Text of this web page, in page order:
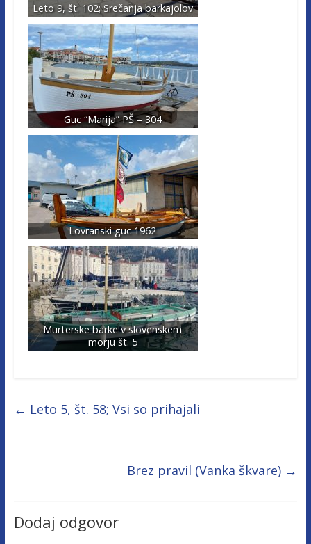
Leto 9, št. 102; Srečanja barkajolov
Guc “Marija” PŠ – 304
Lovranski guc 1962
Murterske barke v slovenskem
morju št. 5
← Leto 5, št. 58; Vsi so prihajali
Brez pravil (Vanka škvare) →
Dodaj odgovor